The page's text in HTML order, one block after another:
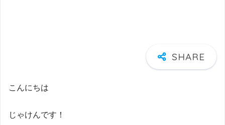
こんにちは
じゃけんです！